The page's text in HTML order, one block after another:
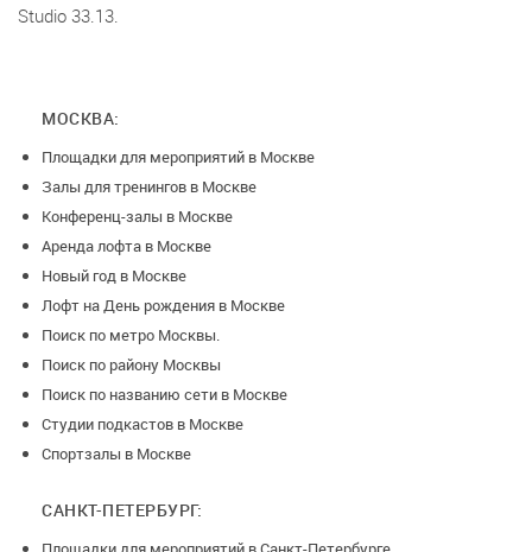
Studio 33.13.
МОСКВА:
Площадки для мероприятий в Москве
Залы для тренингов в Москве
Конференц-залы в Москве
Аренда лофта в Москве
Новый год в Москве
Лофт на День рождения в Москве
Поиск по метро Москвы.
Поиск по району Москвы
Поиск по названию сети в Москве
Студии подкастов в Москве
Спортзалы в Москве
САНКТ-ПЕТЕРБУРГ: